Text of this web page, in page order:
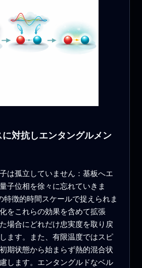
対抗しエンタングルメン
は孤立していません：基板へエ
子位相を徐々に忘れていきま
特徴的時間スケールで捉えられま
をこれらの効果を含めて拡張
場合にどれだけ忠実度を取り戻
ます。また、有限温度ではスピ
期状態から始まらず熱的混合状
します。エンタングルドなベル